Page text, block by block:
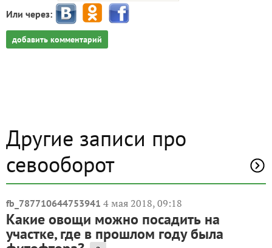
Или через:
добавить комментарий
Другие записи про
севооборот
fb_787710644753941 4 мая 2018, 09:18
Какие овощи можно посадить на
участке, где в прошлом году была